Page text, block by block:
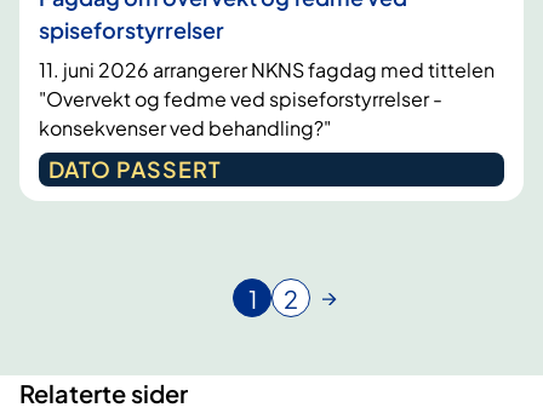
spiseforstyrrelser
11. juni 2026 arrangerer NKNS fagdag med tittelen
"Overvekt og fedme ved spiseforstyrrelser -
konsekvenser ved behandling?"
DATO PASSERT
N
1
G
2
Relaterte sider